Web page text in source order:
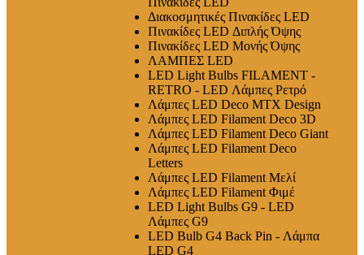
Διακοσμητικές Πινακίδες LED
Πινακίδες LED Διπλής Όψης
Πινακίδες LED Μονής Όψης
ΛΑΜΠΕΣ LED
LED Light Bulbs FILAMENT -
RETRO - LED Λάμπες Ρετρό
Λάμπες LED Deco MTX Design
Λάμπες LED Filament Deco 3D
Λάμπες LED Filament Deco Giant
Λάμπες LED Filament Deco
Letters
Λάμπες LED Filament Μελί
Λάμπες LED Filament Φιμέ
LED Light Bulbs G9 - LED
Λάμπες G9
LED Bulb G4 Back Pin - Λάμπα
LED G4